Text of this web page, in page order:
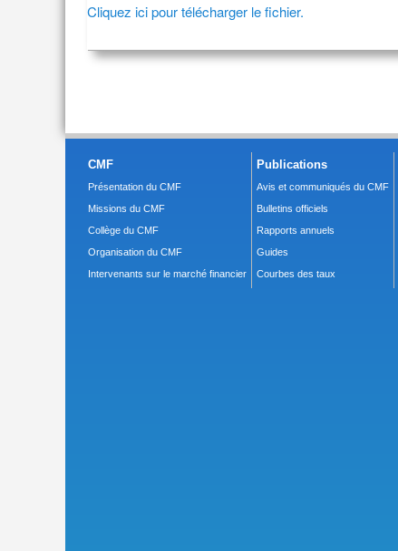
Cliquez ici pour télécharger le fichier.
CMF
Présentation du CMF
Missions du CMF
Collège du CMF
Organisation du CMF
Intervenants sur le marché financier
Publications
Avis et communiqués du CMF
Bulletins officiels
Rapports annuels
Guides
Courbes des taux